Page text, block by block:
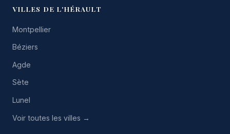
VILLES DE L'HÉRAULT
Montpellier
Béziers
Agde
Sète
Lunel
Voir toutes les villes →